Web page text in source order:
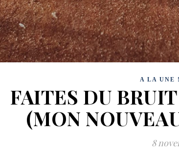
A LA UNE !
FAITES DU
(MON
8